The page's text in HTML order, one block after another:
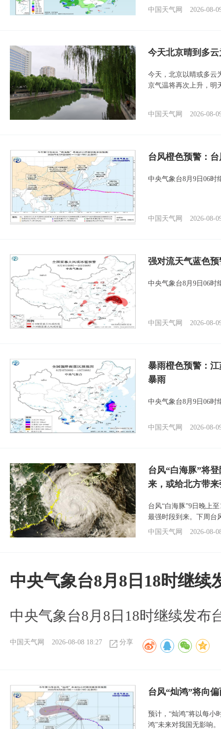
中国天气网 2026-08-
今天北京晴到多
今天，北京以晴或多云
京气温将再次上升，明
中国天气网 2026-08-
台风橙色预警：
中央气象台8月9日06时
中国天气网 2026-08-
强对流天气蓝色
中央气象台8月9日06时
中国天气网 2026-08-
暴雨橙色预警：
暴雨
中央气象台8月9日06时
中国天气网 2026-08-
台风“白海豚”将
来，或给北方带
台风“白海豚”9日晚上
最强时段到来。下周台
中国天气网
2026-08-
中央气象台8月8日18时继续
中央气象台8月8日18时继续发布
中国天气网 2026-08-08 18:27 分享
台风“灿鸿”将向
预计，“灿鸿”将以每小
鸿”未来对我国无影响。